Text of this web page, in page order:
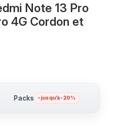
Note 13 Pro
4G Cordon et
Packs – jusqu’à -20%